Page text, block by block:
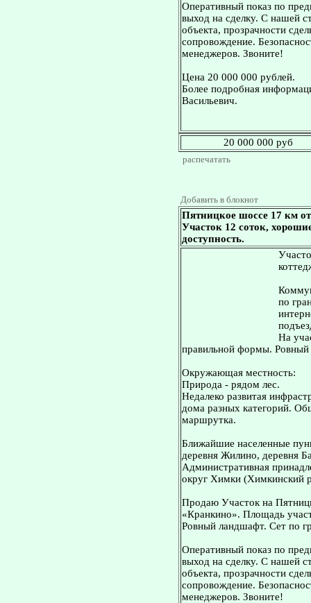
Оперативный показ по
выход на сделку. С нашей
объекта, прозрачности
сопровождение.
менеджеров. Звоните!
Цена 20 000 000 рублей.
Более подробная
Васильевич.
20 000 000 руб
распечатать
Добавить в блокнот
Пятницкое шоссе 17 км
Участок 12 соток,
доступность.
по
На
правильной формы.
Окружающая местность:
Природа - рядом лес.
Недалеко развитая
дома разных категорий.
маршрутка.
Ближайшие населенные
деревня Жилино, деревня
Административная
округ Химки (Химкинский
Продаю Участок на
«Кранкино». Площадь
Ровный ландшафт. Сет по
Оперативный показ по
выход на сделку. С нашей
объекта, прозрачности
сопровождение.
менеджеров. Звоните!